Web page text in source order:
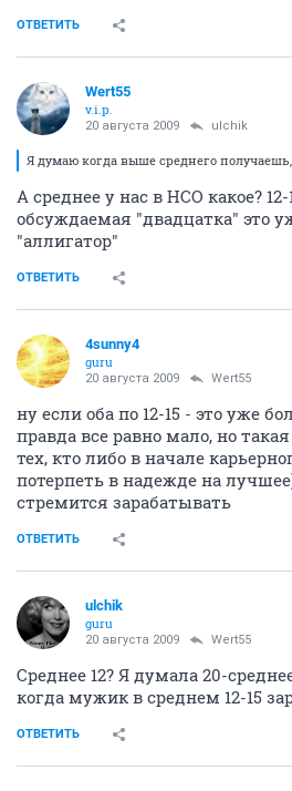
ОТВЕТИТЬ
Wert55
v.i.p.
20 августа 2009 ulchik
Я думаю когда выше среднего
А среднее у нас в НСО какое?
обсуждаемая "двадцатка" это
"аллигатор"
ОТВЕТИТЬ
4sunny4
guru
20 августа 2009 Wert55
ну если оба по 12-15 - это уже
правда все равно мало, но
тех, кто либо в начале
потерпеть в надежде на
стремится зарабатывать
ОТВЕТИТЬ
ulchik
guru
20 августа 2009 Wert55
Среднее 12? Я думала 20-
когда мужик в среднем 12-15
ОТВЕТИТЬ